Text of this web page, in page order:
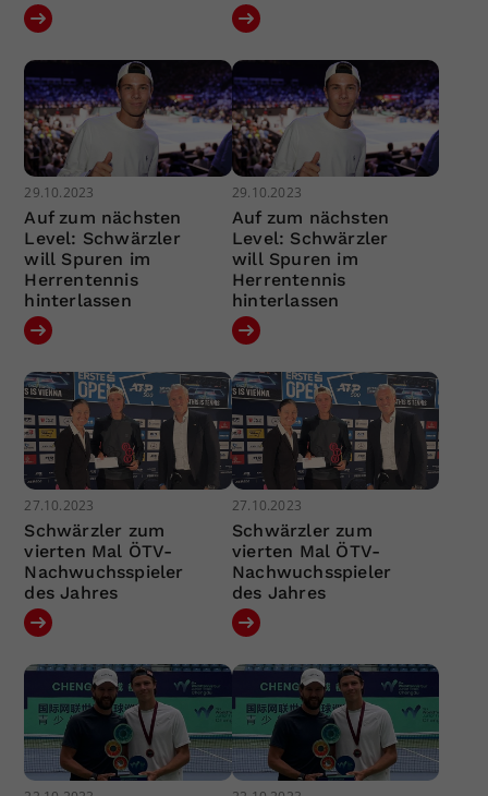
29.10.2023
Auf zum nächsten
Level: Schwärzler
will Spuren im
Herrentennis
hinterlassen
29.10.2023
Auf zum nächsten
Level: Schwärzler
will Spuren im
Herrentennis
hinterlassen
27.10.2023
Schwärzler zum
vierten Mal ÖTV-
Nachwuchsspieler
des Jahres
27.10.2023
Schwärzler zum
vierten Mal ÖTV-
Nachwuchsspieler
des Jahres